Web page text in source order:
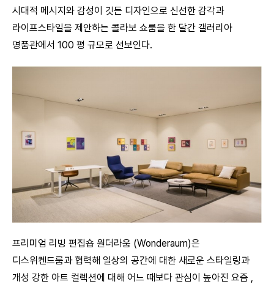
시대적 메시지와 감성이 깃든 디자인으로 신선한 감각과
라이프스타일을 제안하는 콜라보 쇼룸을 한 달간 갤러리아
명품관에서 100 평 규모로 선보인다.
프리미엄 리빙 편집숍 원더라움 (Wonderaum)은
디스위켄드룸과 협력해 일상의 공간에 대한 새로운 스타일링과
개성 강한 아트 컬렉션에 대해 어느 때보다 관심이 높아진 요즘 ,